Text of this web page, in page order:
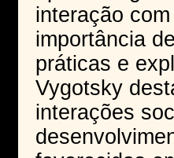
interação
importância
práticas e
Vygotsky
interações